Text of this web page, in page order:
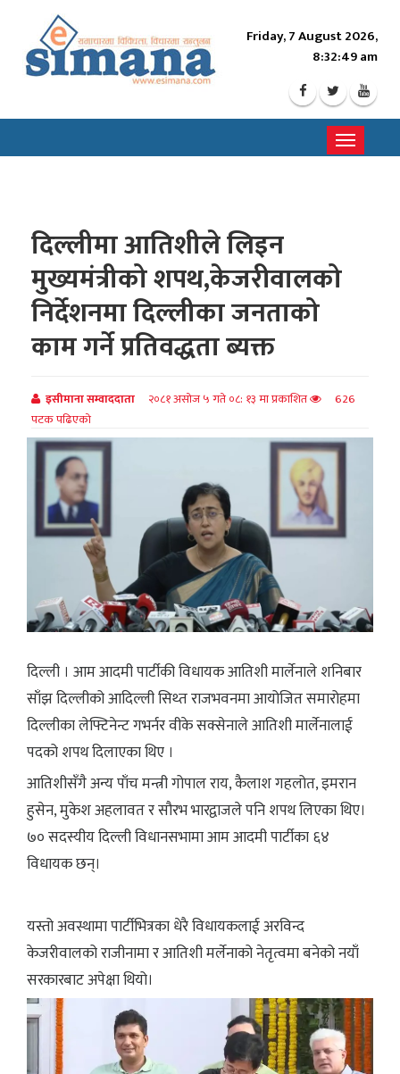
Friday, 7 August 2026,
8:32:51 am
Toggle
दिल्लीमा आतिशीले लिइन
मुख्यमंत्रीको शपथ,केजरीवालको
निर्देशनमा दिल्लीका जनताको
काम गर्ने प्रतिवद्धता ब्यक्त
इसीमाना सम्वाददाता २०८१ असोज ५ गते ०८: १३ मा प्रकाशित
626
पटक पढिएको
दिल्ली । आम आदमी पार्टीकी विधायक आतिशी मार्लेनाले शनिबार
साँझ दिल्लीको आदिल्ली सिथ्त राजभवनमा आयोजित समारोहमा
दिल्लीका लेफ्टिनेन्ट गभर्नर वीके सक्सेनाले आतिशी मार्लेनालाई
पदको शपथ दिलाएका थिए ।
आतिशीसँगै अन्य पाँच मन्त्री गोपाल राय, कैलाश गहलोत, इमरान
हुसेन, मुकेश अहलावत र सौरभ भारद्वाजले पनि शपथ लिएका थिए।
७० सदस्यीय दिल्ली विधानसभामा आम आदमी पार्टीका ६४
विधायक छन्।
यस्तो अवस्थामा पार्टीभित्रका धेरै विधायकलाई अरविन्द
केजरीवालको राजीनामा र आतिशी मर्लेनाको नेतृत्वमा बनेको नयाँ
सरकारबाट अपेक्षा थियो।